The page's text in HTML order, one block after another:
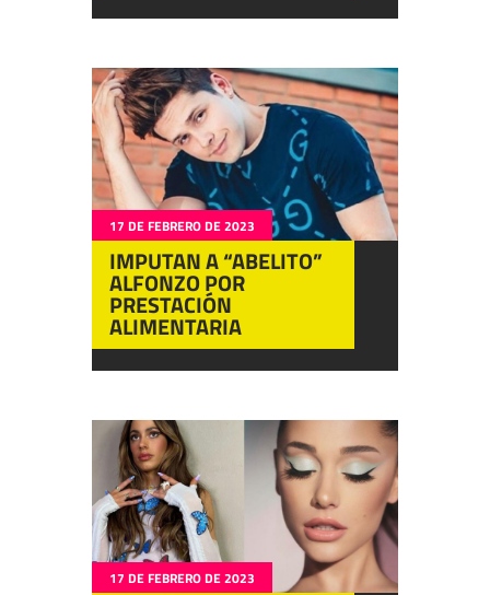
17 DE FEBRERO DE 2023
IMPUTAN A “ABELITO”
ALFONZO POR
PRESTACIÓN
ALIMENTARIA
17 DE FEBRERO DE 2023